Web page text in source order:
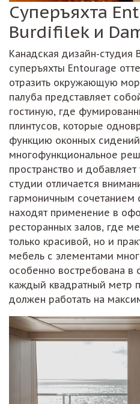
Суперъяхта
Burdifilek и
Канадская дизайн-
суперъяхты Entourage
отразить окружающую
палуба представляет
гостиную, где
плинтусов, которые
функцию оконных
многофункциональное
пространство и
студии отличается
гармоничным
находят применение в
ресторанных залов, где
только красивой, но и
мебель с элементами
особенно востребована в
каждый квадратный метр
должен работать на